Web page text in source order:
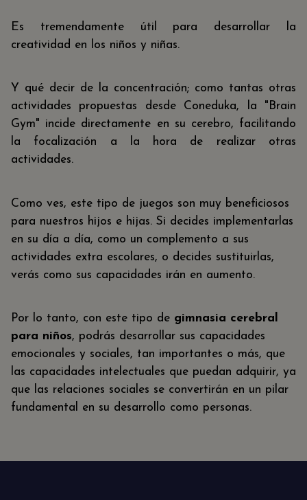
Es tremendamente útil para desarrollar la
creatividad en los niños y niñas.
Y qué decir de la concentración; como tantas otras
actividades propuestas desde Coneduka, la "Brain
Gym" incide directamente en su cerebro, facilitando
la focalización a la hora de realizar otras
actividades.
Como ves, este tipo de juegos son muy beneficiosos
para nuestros hijos e hijas. Si decides implementarlas
en su día a día, como un complemento a sus
actividades extra escolares, o decides sustituirlas,
verás como sus capacidades irán en aumento.
Por lo tanto, con este tipo de gimnasia cerebral
para niños, podrás desarrollar sus capacidades
emocionales y sociales, tan importantes o más, que
las capacidades intelectuales que puedan adquirir, ya
que las relaciones sociales se convertirán en un pilar
fundamental en su desarrollo como personas.